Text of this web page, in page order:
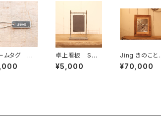
ムタグ 中
ズ ※オー
刻印（7文字
卓上看板 Sサ
イズ 縦長
¥5,000
Jing きのこと古
材フレーム 稲毛
幸子
¥70,000